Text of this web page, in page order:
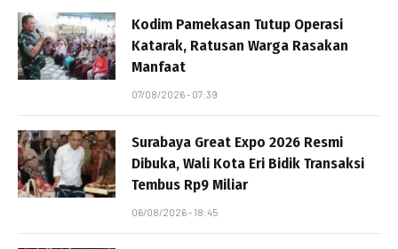
Kodim Pamekasan Tutup Operasi
Katarak, Ratusan Warga Rasakan
Manfaat
07/08/2026 - 07:39
Surabaya Great Expo 2026 Resmi
Dibuka, Wali Kota Eri Bidik Transaksi
Tembus Rp9 Miliar
06/08/2026 - 18:45